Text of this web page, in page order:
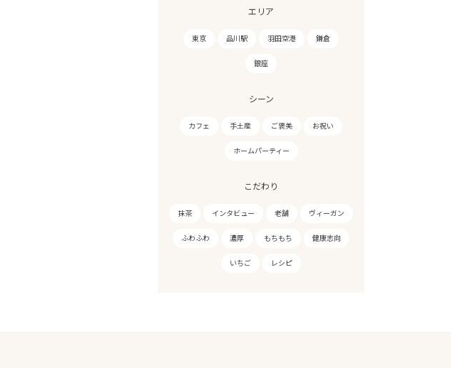
エリア
東京 品川駅 羽田空港 鎌倉
銀座
シーン
カフェ 手土産 ご褒美 お祝い
ホームパーティー
こだわり
抹茶 インタビュー 老舗 ヴィーガン
ふわふわ 濃厚 もちもち 健康志向
いちご レシピ